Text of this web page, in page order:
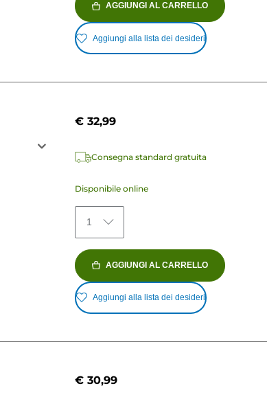
AGGIUNGI AL CARRELLO
Aggiungi alla lista dei desideri
€ 32,99
Consegna standard gratuita
Disponibile online
1
AGGIUNGI AL CARRELLO
Aggiungi alla lista dei desideri
€ 30,99